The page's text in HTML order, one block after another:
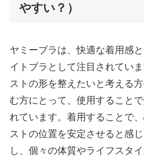
やすい？）
ヤミーブラは、快適な着用感
イトブラとして注目されてい
ストの形を整えたいと考える
む方にとって、使用すること
れています。着用することで
ストの位置を安定させると感
し、個々の体質やライフスタ